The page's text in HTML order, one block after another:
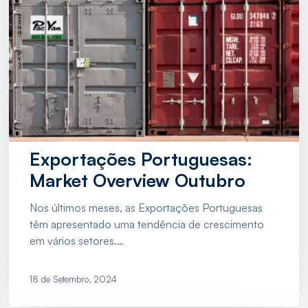
Exportações Portuguesas:
Market Overview Outubro
Nos últimos meses, as Exportações Portuguesas
têm apresentado uma tendência de crescimento
em vários setores.…
18 de Setembro, 2024